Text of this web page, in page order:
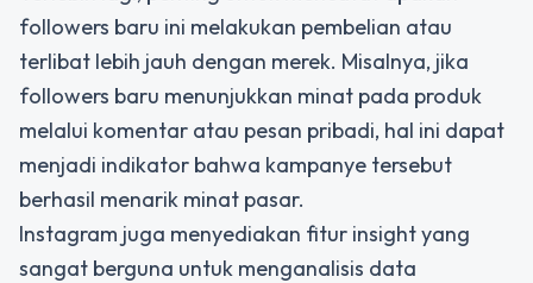
followers baru ini melakukan pembelian atau
terlibat lebih jauh dengan merek. Misalnya, jika
followers baru menunjukkan minat pada produk
melalui komentar atau pesan pribadi, hal ini dapat
menjadi indikator bahwa kampanye tersebut
berhasil menarik minat pasar.
Instagram juga menyediakan fitur insight yang
sangat berguna untuk menganalisis data